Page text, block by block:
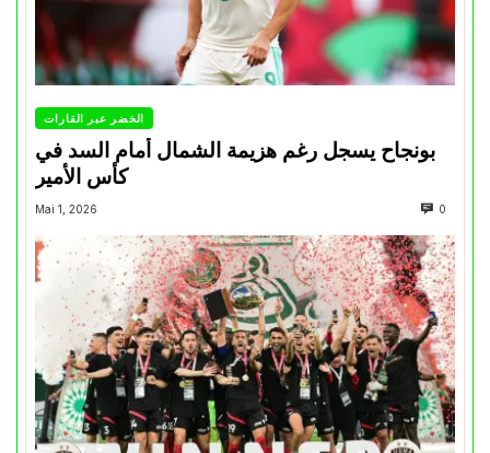
الخضر عبر القارات
بونجاح يسجل رغم هزيمة الشمال أمام السد في
كأس الأمير
Mai 1, 2026 0